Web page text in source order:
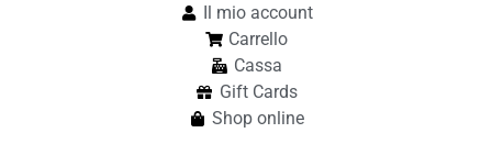
Il mio account
Carrello
Cassa
Gift Cards
Shop online